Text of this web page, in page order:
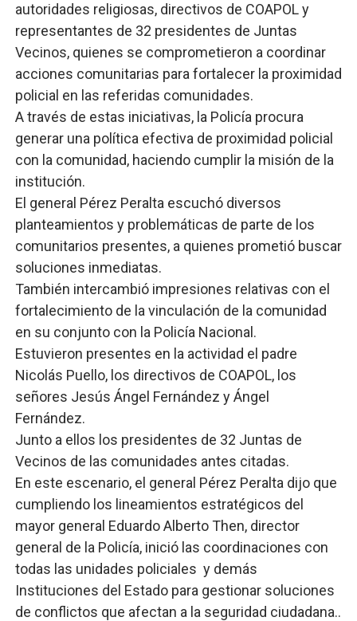
autoridades religiosas, directivos de COAPOL y
representantes de 32 presidentes de Juntas
Vecinos, quienes se comprometieron a coordinar
acciones comunitarias para fortalecer la proximidad
policial en las referidas comunidades.
A través de estas iniciativas, la Policía procura
generar una política efectiva de proximidad policial
con la comunidad, haciendo cumplir la misión de la
institución.
El general Pérez Peralta escuchó diversos
planteamientos y problemáticas de parte de los
comunitarios presentes, a quienes prometió buscar
soluciones inmediatas.
También intercambió impresiones relativas con el
fortalecimiento de la vinculación de la comunidad
en su conjunto con la Policía Nacional.
Estuvieron presentes en la actividad el padre
Nicolás Puello, los directivos de COAPOL, los
señores Jesús Ángel Fernández y Ángel
Fernández.
Junto a ellos los presidentes de 32 Juntas de
Vecinos de las comunidades antes citadas.
En este escenario, el general Pérez Peralta dijo que
cumpliendo los lineamientos estratégicos del
mayor general Eduardo Alberto Then, director
general de la Policía, inició las coordinaciones con
todas las unidades policiales y demás
Instituciones del Estado para gestionar soluciones
de conflictos que afectan a la seguridad ciudadana..